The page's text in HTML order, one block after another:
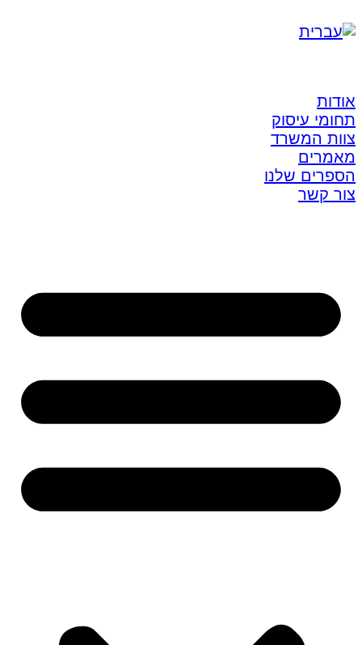
אודות
תחומי עיסוק
צוות המשרד
מאמרים
הספרים שלנו
צור קשר